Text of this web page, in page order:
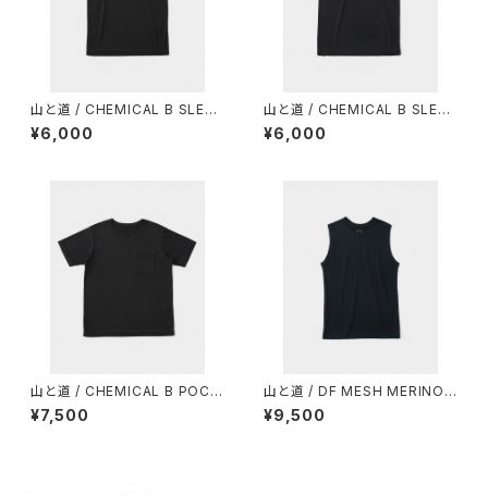
山と道 / CHEMICAL B SLEEV
ELESS（MEN）
¥6,000
山と道 / CHEMICAL B SLEEV
ELESS（WOMEN）
¥6,000
山と道 / CHEMICAL B POCK
ET T-SHIRT（UNISEX）
¥7,500
山と道 / DF MESH MERINO
SLEEVELESS（MEN）
¥9,500